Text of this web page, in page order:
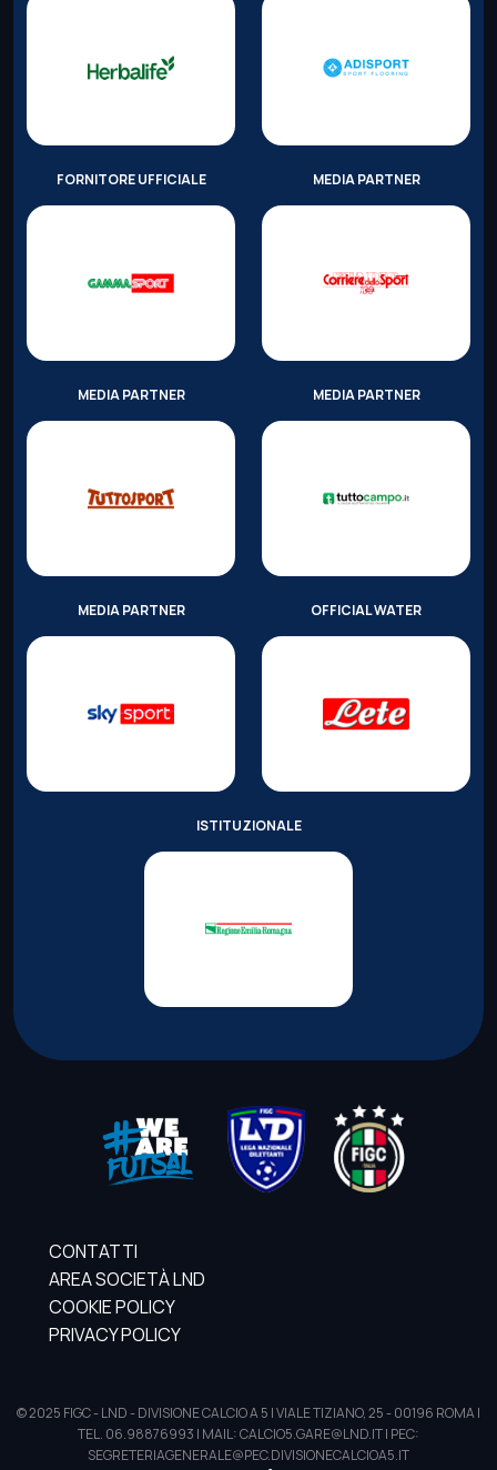
FORNITORE UFFICIALE MEDIA PARTNER
MEDIA PARTNER MEDIA PARTNER
MEDIA PARTNER OFFICIAL WATER
ISTITUZIONALE
CONTATTI
AREA SOCIETÀ LND
COOKIE POLICY
PRIVACY POLICY
© 2025 FIGC - LND - DIVISIONE CALCIO A 5 | VIALE TIZIANO, 25 - 00196 ROMA |
TEL. 06.98876993 | MAIL: CALCIO5.GARE@LND.IT | PEC:
SEGRETERIAGENERALE@PEC.DIVISIONECALCIOA5.IT